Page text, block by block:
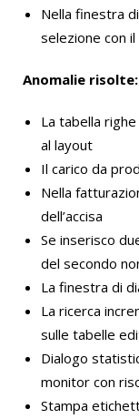
Nella finestra
selezione con
Anomalie risolte:
La tabella
al layout
Il carico da
Nella
dell’accisa
Se inserisco
del secondo
La finestra di
La ricerca
sulle tabelle
Dialogo
monitor con
Stampa